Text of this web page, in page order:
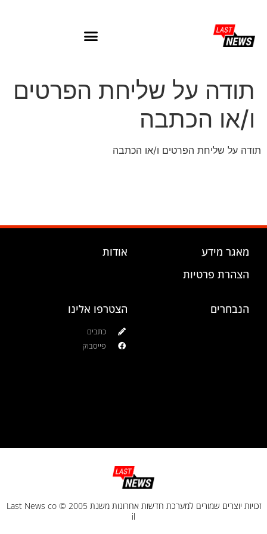
תודה על שליחת הפרטים
ו/או הכתבה
תודה על שליחת הפרטים ו/או הכתבה
מאגר מידע
הצהרת פרטיות
אודות
הנבחרים הצטרפו אלינו
כתבים
פייסבוק
זכויות יוצרים שמורים למערכת חדשות אחרונות משנת 2005 © Last News co
il